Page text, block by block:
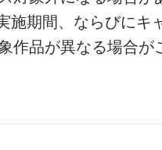
期間、ならびにキ
作品が異なる場合